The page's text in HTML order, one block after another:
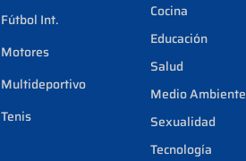
Fútbol Int.
Motores
Multideportivo
Tenis
Cocina
Educación
Salud
Medio Ambiente
Sexualidad
Tecnología